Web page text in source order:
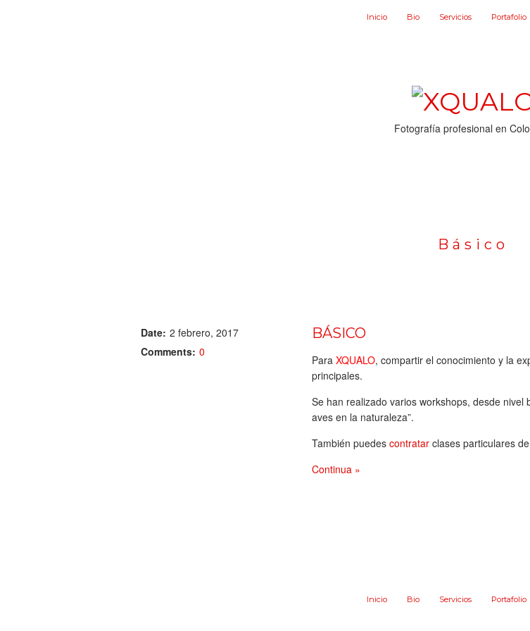
Inicio Bio Servicios Portafolio
Fotografía profesional en
Básico
Date: 2 febrero, 2017
Comments: 0
BÁSICO
ParaXQUALO, compartir el conocimiento y la
principales.
Se han realizado varios workshops, desde
aves en la naturaleza”.
También puedescontratar clases particulares
Continua »
Inicio Bio Servicios Portafolio